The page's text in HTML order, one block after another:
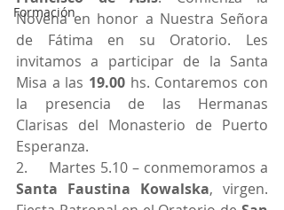
Formación
Novena en honor a Nuestra Señora
de Fátima en su Oratorio. Les
invitamos a participar de la Santa
Misa a las 19.00 hs. Contaremos con
la presencia de las Hermanas
Clarisas del Monasterio de Puerto
Esperanza.
Santa Faustina Kowalska